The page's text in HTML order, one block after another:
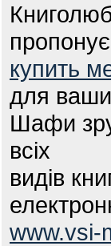
купить
для
Шафи
всіх
видів
www.vsi-